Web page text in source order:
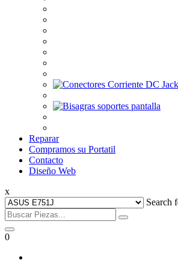
Reparar
Compramos su Portatil
Contacto
Diseño Web
x
Search
0